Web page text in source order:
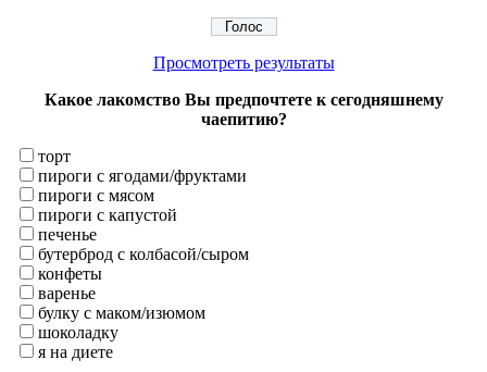
Просмотреть результаты
Какое лакомство Вы предпочтете к сегодняшнему
чаепитию?
торт
пироги с ягодами/фруктами
пироги с мясом
пироги с капустой
печенье
бутерброд с колбасой/сыром
конфеты
варенье
булку с маком/изюмом
шоколадку
я на диете